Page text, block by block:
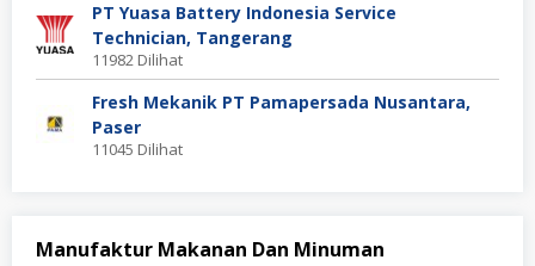
PT Yuasa Battery Indonesia Service
Technician, Tangerang
11982 Dilihat
Fresh Mekanik PT Pamapersada Nusantara,
Paser
11045 Dilihat
Manufaktur Makanan Dan Minuman